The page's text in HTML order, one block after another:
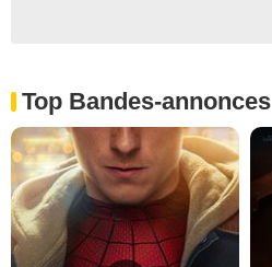
Top Bandes-annonces